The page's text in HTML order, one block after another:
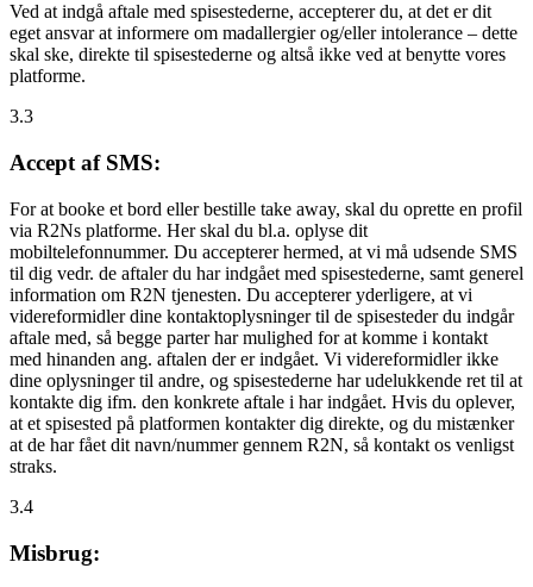
Ved at indgå aftale med spisestederne, accepterer du, at det er dit
eget ansvar at informere om madallergier og/eller intolerance – dette
skal ske, direkte til spisestederne og altså ikke ved at benytte vores
platforme.
3.3
Accept af SMS:
For at booke et bord eller bestille take away, skal du oprette en profil
via R2Ns platforme. Her skal du bl.a. oplyse dit
mobiltelefonnummer. Du accepterer hermed, at vi må udsende SMS
til dig vedr. de aftaler du har indgået med spisestederne, samt generel
information om R2N tjenesten. Du accepterer yderligere, at vi
videreformidler dine kontaktoplysninger til de spisesteder du indgår
aftale med, så begge parter har mulighed for at komme i kontakt
med hinanden ang. aftalen der er indgået. Vi videreformidler ikke
dine oplysninger til andre, og spisestederne har udelukkende ret til at
kontakte dig ifm. den konkrete aftale i har indgået. Hvis du oplever,
at et spisested på platformen kontakter dig direkte, og du mistænker
at de har fået dit navn/nummer gennem R2N, så kontakt os venligst
straks.
3.4
Misbrug: